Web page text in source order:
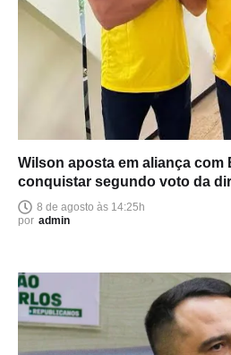
Wilson aposta em aliança com
conquistar segundo voto da
Senado
8 de agosto às 14:25h
por admin